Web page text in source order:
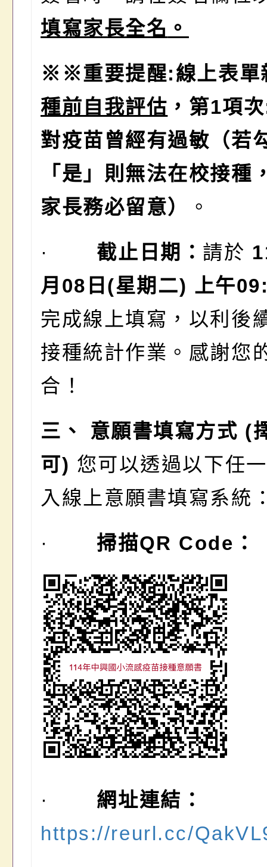
填寫家長全名 。
※※重要提醒:線上表單
種前自我評估 ，第1項次
對疫苗曾經有過敏（若
「 是 」 則無法在校接種
家長務必留意）
。
· 截止日期： 請於
月 08 日 (星期二) 上午
完成線上填寫，以利後
接種統計作業。感謝您
合！
三、 意願書填寫方式 (
可) 您可以透過以下任
入線上意願書填寫系統
· 掃描QR Code ：
· 網址連結：
https://reurl.cc/